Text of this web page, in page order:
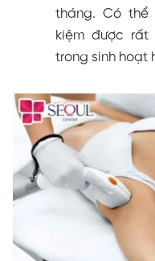
tháng. Có
kiệm được
trong sinh hoạt